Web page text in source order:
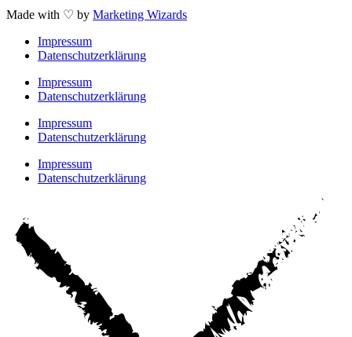
Made with ♡ by Marketing Wizards
Impressum
Datenschutzerklärung
Impressum
Datenschutzerklärung
Impressum
Datenschutzerklärung
Impressum
Datenschutzerklärung